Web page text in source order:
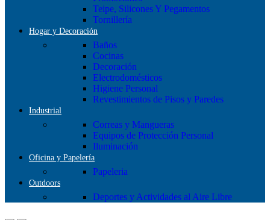
Teipe, Silicones Y Pegamentos
Tornillería
Hogar y Decoración
Baños
Cocinas
Decoración
Electrodomésticos
Higiene Personal
Revestimientos de Pisos y Paredes
Industrial
Correas y Mangueras
Equipos de Protección Personal
Iluminación
Oficina y Papelería
Papeleria
Outdoors
Deportes y Actividades al Aire Libre